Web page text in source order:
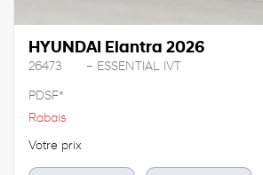
HYUNDAI Elantra 2026
26473 – ESSENTIAL IVT
PDSF*
Rabais
Votre prix